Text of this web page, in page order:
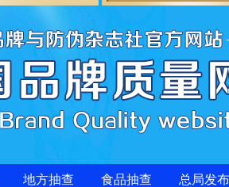
地方抽查 食品抽查 总局发布